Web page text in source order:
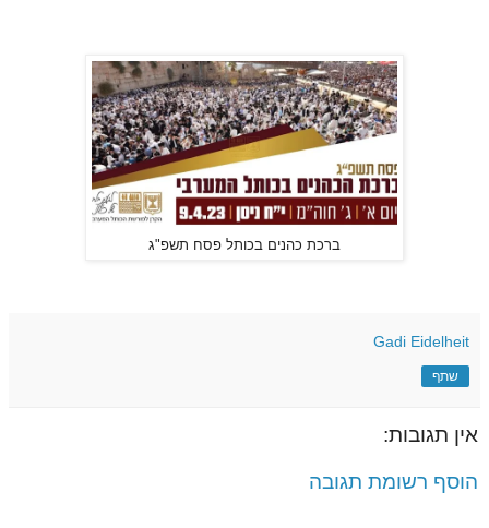
ברכת כהנים בכותל פסח תשפ"ג
Gadi Eidelheit
שתף
אין תגובות:
הוסף רשומת תגובה